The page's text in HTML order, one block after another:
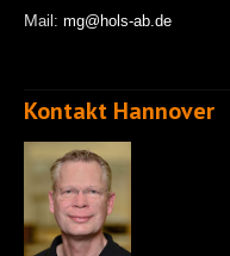
Mail: mg@hols-ab.de
Kontakt Hannover